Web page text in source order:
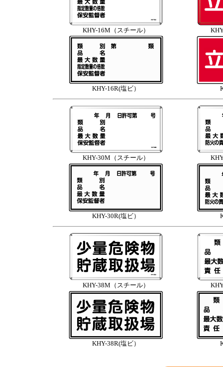
KHY-16M（スチール）
KHY-16R(塩ビ）
KHY-30M（スチール）
KHY-30R(塩ビ）
KHY-38M（スチール）
KHY-38R(塩ビ）